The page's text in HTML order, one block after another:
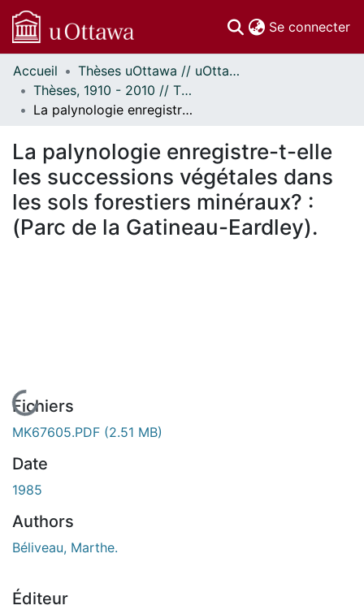
Se connecter
Communautés
et collections
Parcourir
À propos
Accueil
Thèses uOttawa // uOttawa Theses
Thèses, 1910 - 2010 // Theses, 1910 - 2010
La palynologie enregistre-t-elle les successions végétales dans les sols forestiers minéraux? : (Parc de la Gatineau-Eardley).
La palynologie enregistre-t-elle
les successions végétales dans
les sols forestiers minéraux? :
(Parc de la Gatineau-Eardley).
En cours de chargement...
Fichiers
MK67605.PDF (2.51 MB)
Date
1985
Authors
Béliveau, Marthe.
Éditeur